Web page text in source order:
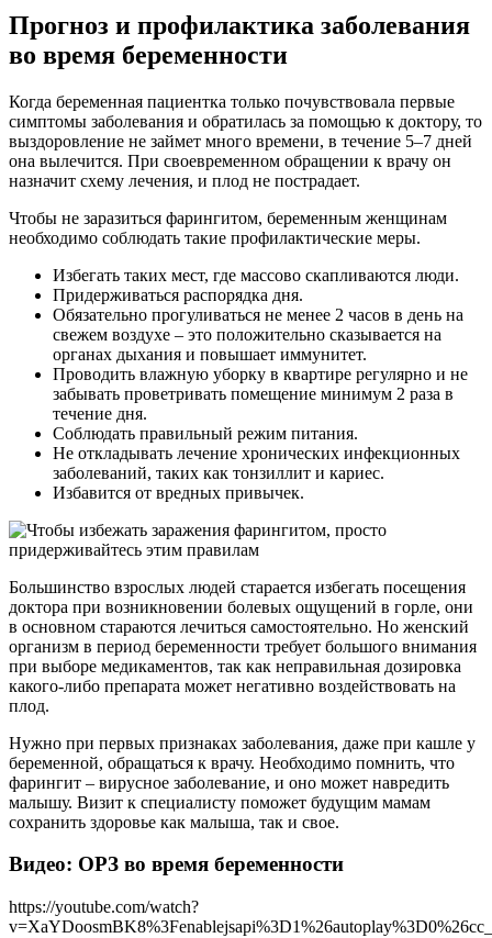
Прогноз и профилактика заболевания
во время беременности
Когда беременная пациентка только почувствовала первые
симптомы заболевания и обратилась за помощью к доктору, то
выздоровление не займет много времени, в течение 5–7 дней
она вылечится. При своевременном обращении к врачу он
назначит схему лечения, и плод не пострадает.
Чтобы не заразиться фарингитом, беременным женщинам
необходимо соблюдать такие профилактические меры.
Избегать таких мест, где массово скапливаются люди.
Придерживаться распорядка дня.
Обязательно прогуливаться не менее 2 часов в день на
свежем воздухе – это положительно сказывается на
органах дыхания и повышает иммунитет.
Проводить влажную уборку в квартире регулярно и не
забывать проветривать помещение минимум 2 раза в
течение дня.
Соблюдать правильный режим питания.
Не откладывать лечение хронических инфекционных
заболеваний, таких как тонзиллит и кариес.
Избавится от вредных привычек.
Большинство взрослых людей старается избегать посещения
доктора при возникновении болевых ощущений в горле, они
в основном стараются лечиться самостоятельно. Но женский
организм в период беременности требует большого внимания
при выборе медикаментов, так как неправильная дозировка
какого-либо препарата может негативно воздействовать на
плод.
Нужно при первых признаках заболевания, даже при кашле у
беременной, обращаться к врачу. Необходимо помнить, что
фарингит – вирусное заболевание, и оно может навредить
малышу. Визит к специалисту поможет будущим мамам
сохранить здоровье как малыша, так и свое.
Видео: ОРЗ во время беременности
https://youtube.com/watch?